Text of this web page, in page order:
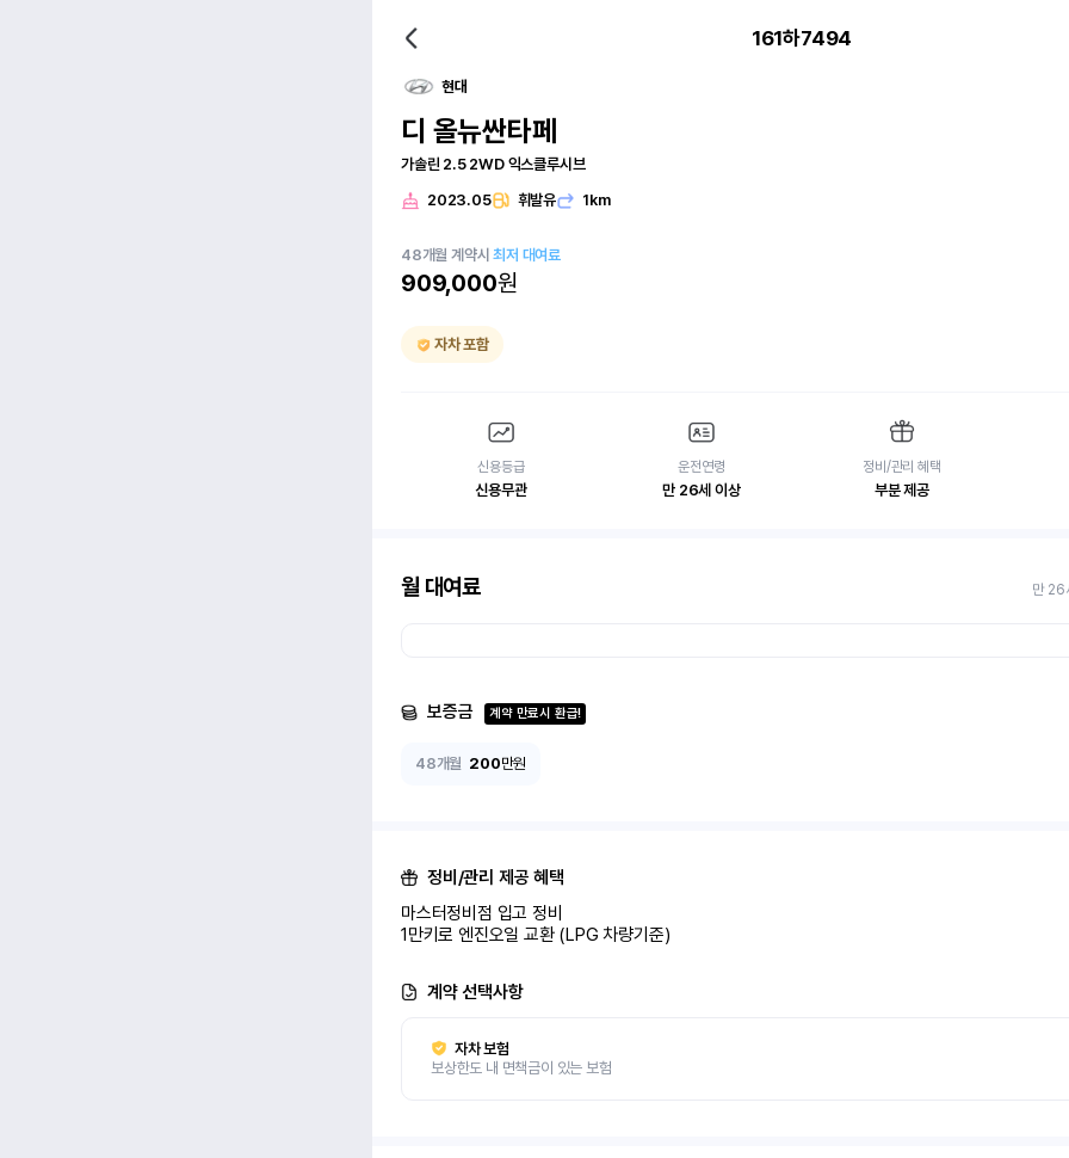
161하7494
현대
디 올뉴싼타페
가솔린 2.5 2WD 익스클루시브
2023.05 휘발유 1km
48개월 계약시최저 대여료
909,000원
자차 포함
신용등급
신용무관
운전연령
만 26세 이상
정비/관리 혜택
부분 제공
월 대여료 만 26
보증금 계약 만료시 환급!
48개월 200만원
정비/관리 제공 혜택
마스터정비점 입고 정비
1만키로 엔진오일 교환 (LPG 차량기준)
계약 선택사항
자차 보험
보상한도 내 면책금이 있는 보험